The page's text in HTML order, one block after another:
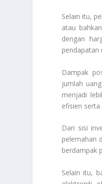
Selain itu,
atau
dengan
pendapatan
Dampak
jumlah
menjadi
efisien
Dari sisi
pelemahan
berdampak
Selain itu,